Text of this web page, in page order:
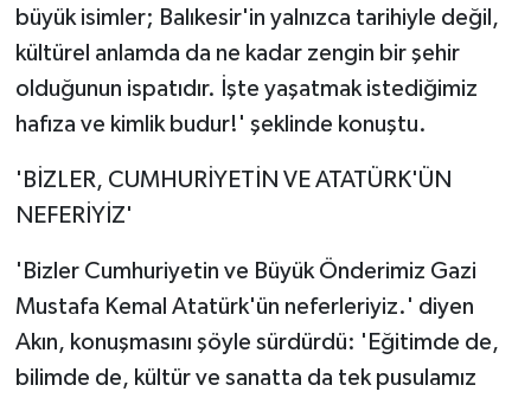
büyük isimler; Balıkesir'in yalnızca tarihiyle değil,
kültürel anlamda da ne kadar zengin bir şehir
olduğunun ispatıdır. İşte yaşatmak istediğimiz
hafıza ve kimlik budur!' şeklinde konuştu.
'BİZLER, CUMHURİYETİN VE ATATÜRK'ÜN
NEFERİYİZ'
'Bizler Cumhuriyetin ve Büyük Önderimiz Gazi
Mustafa Kemal Atatürk'ün neferleriyiz.' diyen
Akın, konuşmasını şöyle sürdürdü: 'Eğitimde de,
bilimde de, kültür ve sanatta da tek pusulamız